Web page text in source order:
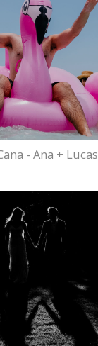
- Ana + Lucas